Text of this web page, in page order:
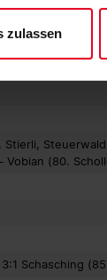
zulassen(30.
Stierli,
(80.
Schasching